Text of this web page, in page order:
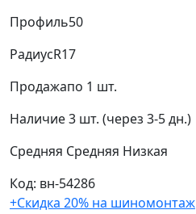
Профиль50
РадиусR17
Продажапо 1 шт.
Наличие3 шт. (через 3-5 дн.)
Средняя Средняя Низкая
Код: вн-54286
+Скидка 20% на шиномонтаж